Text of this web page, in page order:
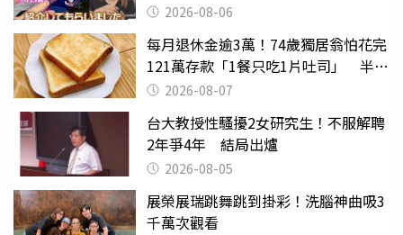
2026-08-06
每月退休金逾3萬！74歲獨居翁怕花完
121萬存款「1餐只吃1片吐司」 半年
後暴瘦嚇壞女兒
2026-08-07
台大教授性騷擾2女研究生！不服解聘
2年爭4年 結局出爐
2026-08-05
展榮展瑞跳舞跳到掛彩！洗腦神曲吸3
千萬次觀看